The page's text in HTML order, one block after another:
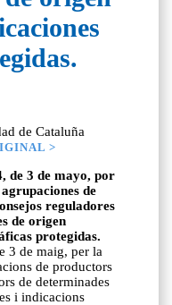
de Cataluña
>
de 3 de mayo, por
de
reguladores
de origen
protegidas.
3 de maig, per la
de productors
de determinades
i indicacions